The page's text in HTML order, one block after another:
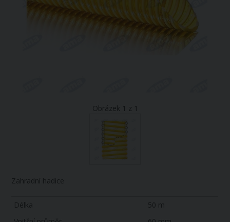
Obrázek 1 z 1
Zahradní hadice
Délka
50 m